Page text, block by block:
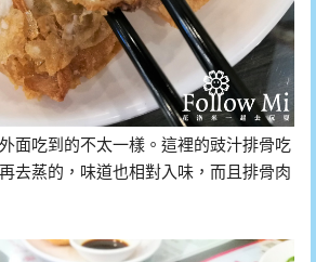
面吃到的不太一樣。這裡的豉汁排骨吃
去蒸的，味道也相對入味，而且排骨肉